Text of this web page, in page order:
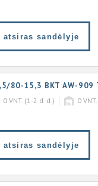
atsiras sandėlyje
80-15,3 BKT AW-909
0 VNT. (1-2 d. d.) 0
atsiras sandėlyje